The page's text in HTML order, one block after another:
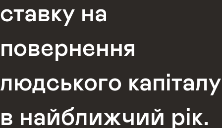
ставку на
повернення
людського капіталу
в найближчий рік.